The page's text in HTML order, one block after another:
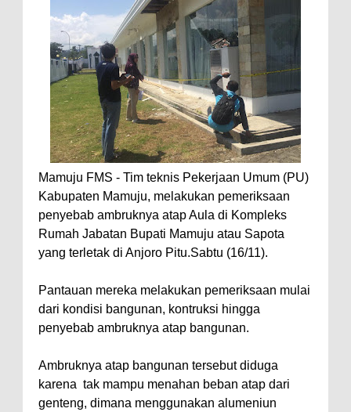
Mamuju FMS - Tim teknis Pekerjaan Umum (PU)
Kabupaten Mamuju, melakukan pemeriksaan
penyebab ambruknya atap Aula di Kompleks
Rumah Jabatan Bupati Mamuju atau Sapota
yang terletak di Anjoro Pitu.Sabtu (16/11).
Pantauan mereka melakukan pemeriksaan mulai
dari kondisi bangunan, kontruksi hingga
penyebab ambruknya atap bangunan.
Ambruknya atap bangunan tersebut diduga
karena tak mampu menahan beban atap dari
genteng, dimana menggunakan alumeniun